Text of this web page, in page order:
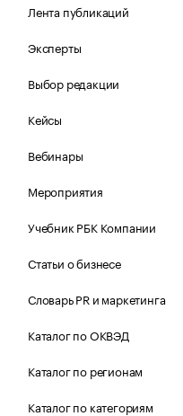
Лента публикаций
Эксперты
Выбор редакции
Кейсы
Вебинары
Мероприятия
Учебник РБК Компании
Статьи о бизнесе
Словарь PR и маркетинга
Каталог по ОКВЭД
Каталог по регионам
Каталог по категориям